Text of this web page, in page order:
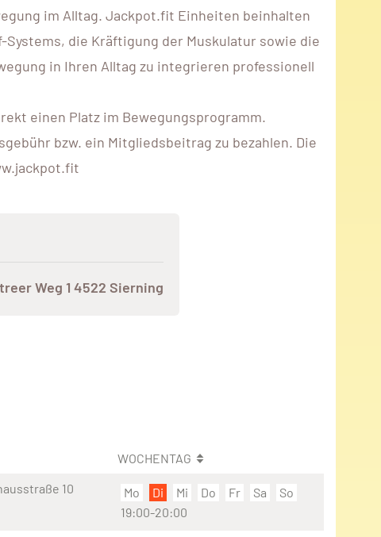
im Alltag. Jackpot.fit Einheiten beinhalten
die Kräftigung der Muskulatur sowie die
in Ihren Alltag zu integrieren professionell
einen Platz im Bewegungsprogramm.
bzw. ein Mitgliedsbeitrag zu bezahlen. Die
Weg 1 4522 Sierning
WOCHENTAG
10
Mo Di Mi Do Fr Sa
So
19:00-20:00